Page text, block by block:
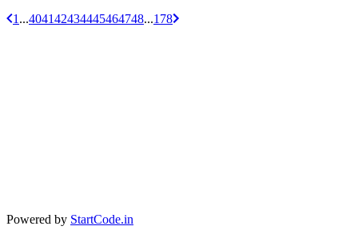
1 ...404142434445464748...178
Powered by StartCode.in